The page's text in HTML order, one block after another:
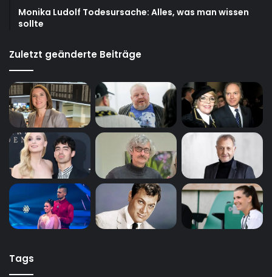
Monika Ludolf Todesursache: Alles, was man wissen
sollte
Zuletzt geänderte Beiträge
Tags